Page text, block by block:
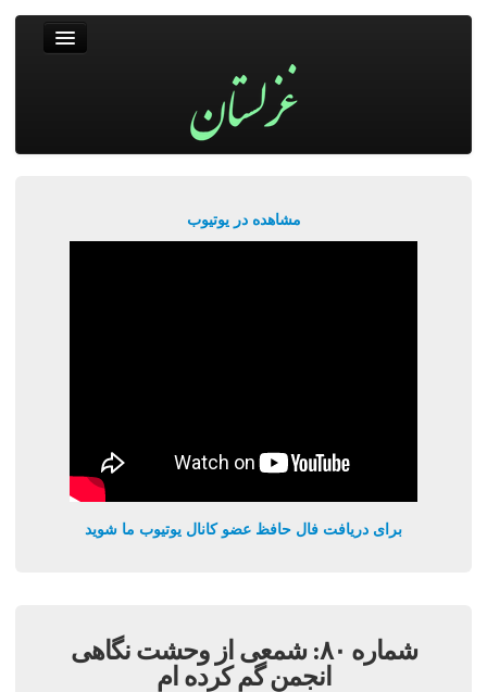
مشاهده در یوتیوب
برای دریافت فال حافظ عضو کانال یوتیوب ما شوید
شماره ٨٠: شمعى از وحشت نگاهى
انجمن گم کرده ام